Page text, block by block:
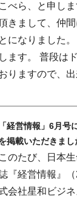
こべら、と申し
きまして、仲
とになりました
します。 普段は
りますので、
「経営情報」6月号
掲載いただきま
新郷運輸】
このたび、日本
『経営情報』
会社星和ビジ